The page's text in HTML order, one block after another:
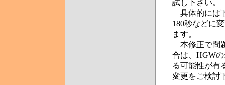
試し下さい。
具体的には
180秒などに
ます。
本修正で問
合は、HGW
る可能性が有
変更をご検討